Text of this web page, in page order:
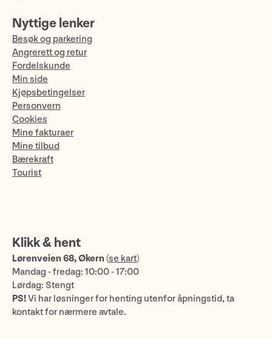
Nyttige lenker
Besøk og parkering
Angrerett og retur
Fordelskunde
Min side
Kjøpsbetingelser
Personvern
Cookies
Mine fakturaer
Mine tilbud
Bærekraft
Tourist
Klikk & hent
Lørenveien 68, Økern (se kart)
Mandag - fredag: 10:00 - 17:00
Lørdag: Stengt
PS!Vi har løsninger for henting utenfor åpningstid, ta
kontakt for nærmere avtale.